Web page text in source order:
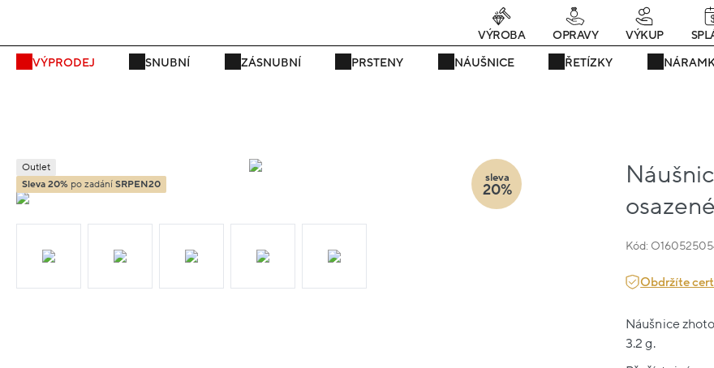
Právě teď! - 20 % na vše! Kód: SRPEN20 25 dní : 21h : 02m :
VÝPRODEJ SNUBNÍ ZÁSNUBNÍ PRSTENY NÁUŠNICE ŘETÍZKY
VÝROBA OPRAVY VÝKUP
Kód:
Outlet
Sleva 20% po zadání SRPEN20
sleva
20%
Obdržíte
Náušnice
3.2 g.